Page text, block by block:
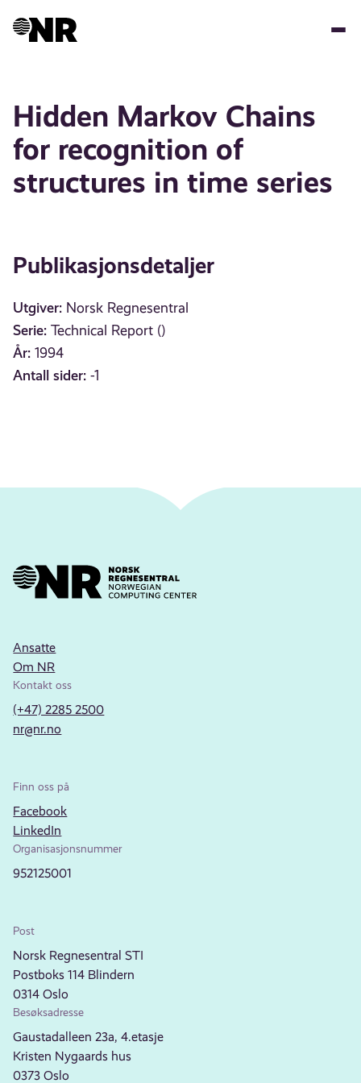
Hidden Markov Chains
for recognition of
structures in time series
Publikasjonsdetaljer
Utgiver: Norsk Regnesentral
Serie: Technical Report ()
År: 1994
Antall sider: -1
Ansatte
Om NR
Kontakt oss
(+47) 2285 2500
nr@nr.no
Finn oss på
Facebook
LinkedIn
Organisasjonsnummer
952125001
Post
Norsk Regnesentral STI
Postboks 114 Blindern
0314 Oslo
Besøksadresse
Gaustadalleen 23a, 4.etasje
Kristen Nygaards hus
0373 Oslo